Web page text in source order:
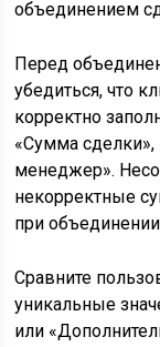
Перед
убедиться, что
корректно
«Сумма сделки»,
менеджер».
некорректные
при
Сравните
уникальные
или